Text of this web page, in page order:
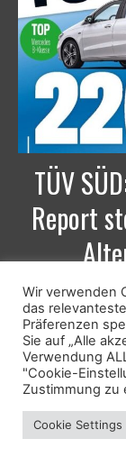
TÜV
Report
München/Berlin (CarPR) - Die
Aktuell liegt das
10,1 und
Wir verwenden
das
Präferenzen
Sie auf „Alle
Verwendung
"Cookie-
Zustimmung zu
Cookie Settings